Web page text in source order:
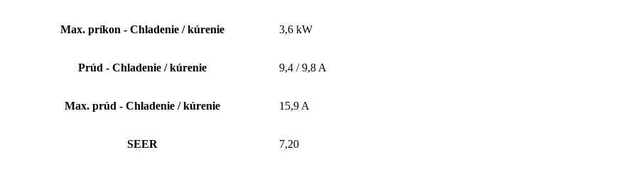
Max. príkon - Chladenie / kúrenie 3,6 kW
Prúd - Chladenie / kúrenie 9,4 / 9,8 A
Max. prúd - Chladenie / kúrenie 15,9 A
SEER 7,20